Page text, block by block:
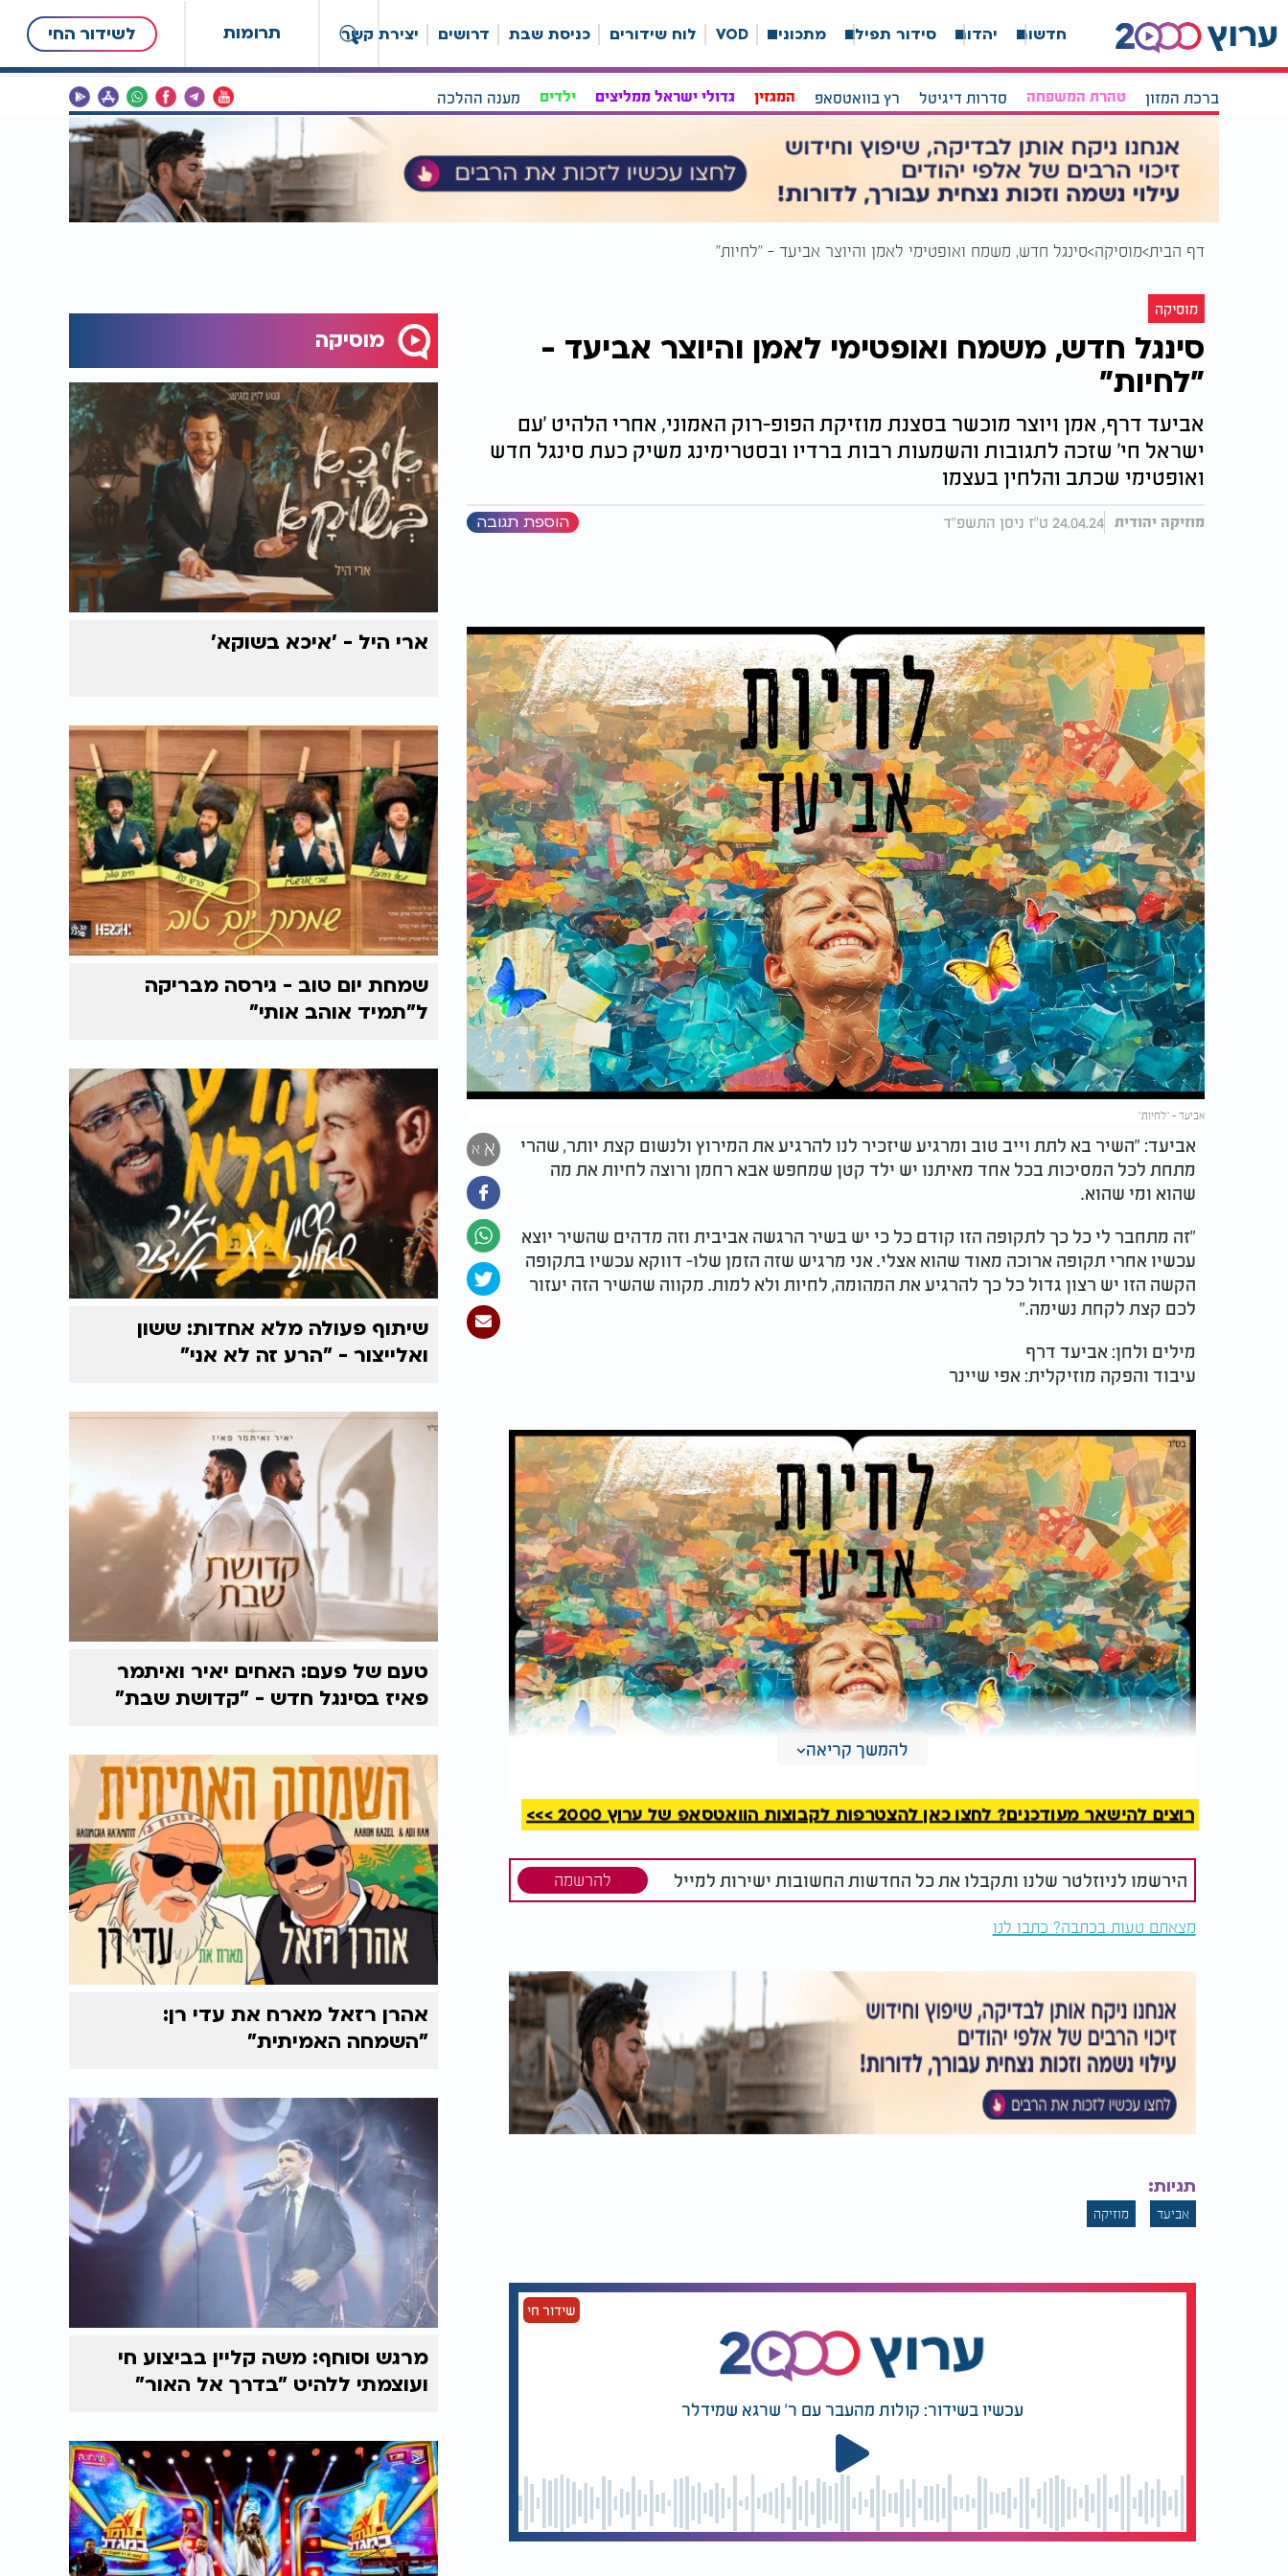
תרומות לשידור החי חדשות יהדות סידור תפילה מתכונים VOD לוח שידורים כניסת שבת דרושים יצירת קשר
ברכת המזון טהרת המשפחה סדרות דיגיטל רץ בוואטסאפ המגזין גדולי ישראל ממליצים ילדים מענה ההלכה
דף הבית מוסיקה סינגל חדש, משמח ואופטימי לאמן והיוצר אביעד - "לחיות"
מוסיקה
סינגל חדש, משמח ואופטימי לאמן והיוצר אביעד -
"לחיות"
אביעד דרף, אמן ויוצר מוכשר בסצנת מוזיקת הפופ-רוק האמוני, אחרי הלהיט 'עם
ישראל חי' שזכה לתגובות והשמעות רבות ברדיו ובסטרימינג משיק כעת סינגל חדש
ואופטימי שכתב והלחין בעצמו
מוזיקה יהודית 24.04.24 ט"ז ניסן התשפ"ד הוספת תגובה
אביעד - "לחיות"
א א
אביעד: "השיר בא לתת וייב טוב ומרגיע שיזכיר לנו להרגיע את המירוץ ולנשום קצת יותר, שהרי
מתחת לכל המסיכות בכל אחד מאיתנו יש ילד קטן שמחפש אבא רחמן ורוצה לחיות את מה
שהוא ומי שהוא.
"זה מתחבר לי כל כך לתקופה הזו קודם כל כי יש בשיר הרגשה אביבית וזה מדהים שהשיר יוצא
עכשיו אחרי תקופה ארוכה מאוד שהוא אצלי. אני מרגיש שזה הזמן שלו- דווקא עכשיו בתקופה
הקשה הזו יש רצון גדול כל כך להרגיע את המהומה, לחיות ולא למות. מקווה שהשיר הזה יעזור
לכם קצת לקחת נשימה."
מילים ולחן: אביעד דרף
עיבוד והפקה מוזיקלית: אפי שיינר
אביעד - "לחיות"
להמשך קריאה
רוצים להישאר מעודכנים? לחצו כאן להצטרפות לקבוצות הוואטסאפ של ערוץ 2000 >>>
הירשמו לניוזלטר שלנו ותקבלו את כל החדשות החשובות ישירות למייל להרשמה
מצאתם טעות בכתבה? כתבו לנו
תגיות:
אביעד מוזיקה
שידור חי
עכשיו בשידור: קולות מהעבר עם ר' שרגא שמידלר
מוסיקה
ארי היל - 'איכא בשוקא'
שמחת יום טוב - גירסה מבריקה
ל"תמיד אוהב אותי"
שיתוף פעולה מלא אחדות: ששון
ואלייצור - "הרע זה לא אני"
טעם של פעם: האחים יאיר ואיתמר
פאיז בסינגל חדש - "קדושת שבת"
אהרן רזאל מארח את עדי רן:
"השמחה האמיתית"
מרגש וסוחף: משה קליין בביצוע חי
ועוצמתי ללהיט "בדרך אל האור"